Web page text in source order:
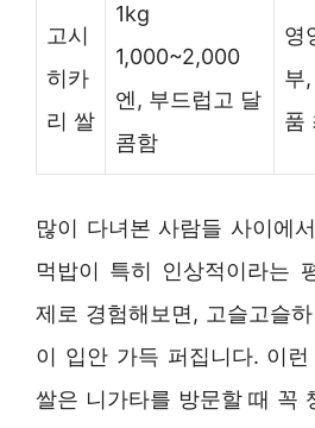
고시
히카
리 쌀
1kg
1,000~2,000
엔, 부드럽고 달
콤함
영
부
품
많이 다녀본 사람들 사이에
먹밥이 특히 인상적이라는
제로 경험해보면, 고슬고슬
이 입안 가득 퍼집니다. 이
쌀은 니가타를 방문할 때 꼭